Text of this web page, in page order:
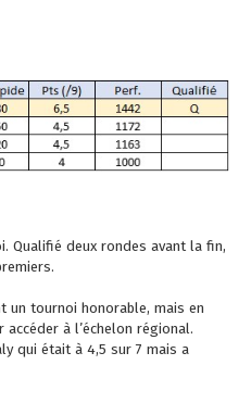
Qualifié deux rondes avant la fin,
tournoi honorable, mais en
à l’échelon régional.
qui était à 4,5 sur 7 mais a